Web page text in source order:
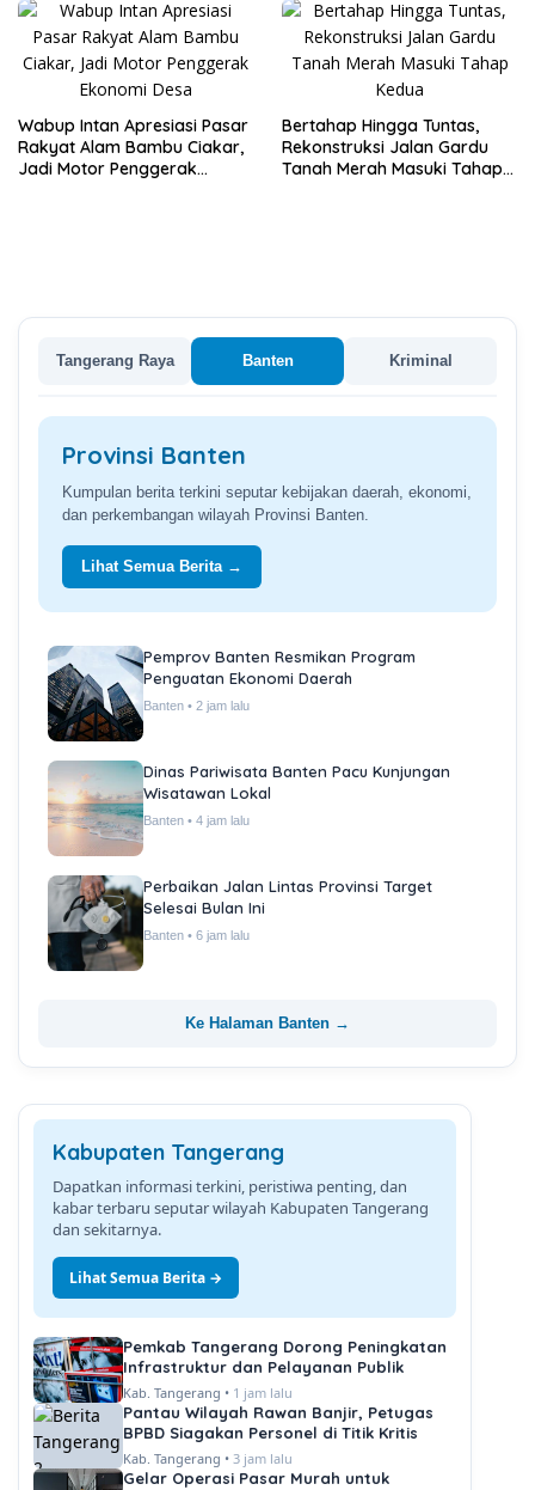
Wabup Intan Apresiasi Pasar
Rakyat Alam Bambu Ciakar,
Jadi Motor Penggerak
Bertahap Hingga Tuntas,
Rekonstruksi Jalan Gardu
Tanah Merah Masuki Tahap
Tangerang Raya Banten Kriminal
Provinsi Banten
Kumpulan berita terkini seputar kebijakan daerah, ekonomi,
dan perkembangan wilayah Provinsi Banten.
Lihat Semua Berita →
Pemprov Banten Resmikan Program
Penguatan Ekonomi Daerah
Banten • 2 jam lalu
Dinas Pariwisata Banten Pacu Kunjungan
Wisatawan Lokal
Banten • 4 jam lalu
Perbaikan Jalan Lintas Provinsi Target
Selesai Bulan Ini
Banten • 6 jam lalu
Ke Halaman Banten →
Kabupaten Tangerang
Dapatkan informasi terkini, peristiwa penting, dan
kabar terbaru seputar wilayah Kabupaten Tangerang
dan sekitarnya.
Lihat Semua Berita →
Pemkab Tangerang Dorong Peningkatan
Infrastruktur dan Pelayanan Publik
Kab. Tangerang • 1 jam lalu
Pantau Wilayah Rawan Banjir, Petugas
BPBD Siagakan Personel di Titik Kritis
Kab. Tangerang • 3 jam lalu
Gelar Operasi Pasar Murah untuk